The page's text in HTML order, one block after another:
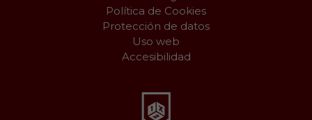
Política de Cookies
Protección de datos
Uso web
Accesibilidad